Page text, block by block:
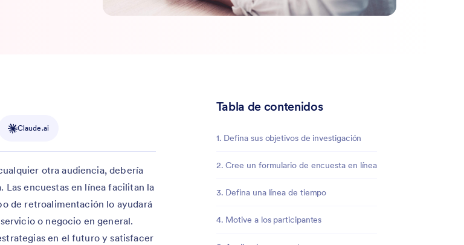
Tabla de contenidos
1. Defina sus objetivos de investigación
2. Cree un formulario de encuesta en línea
3. Defina una línea de tiempo
4. Motive a los participantes
Claude.ai
otra audiencia, debería
Las encuestas en línea facilitan la
de retroalimentación lo ayudará
o negocio en general.
en el futuro y satisfacer